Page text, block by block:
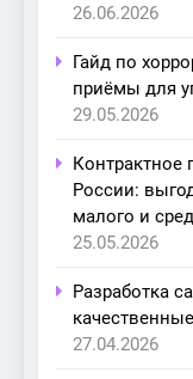
26.06.2026
Гайд по
приёмы для
29.05.2026
Контрактное
России:
малого и
25.05.2026
Разработка
27.04.2026